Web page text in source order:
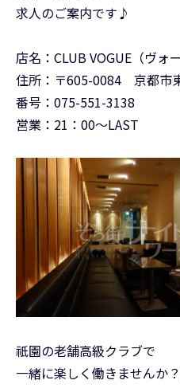
求人のご案内です♪
店名：CLUB VOGUE（ヴォー
住所：〒605-0084 京都市
番号：075-551-3138
営業：21：00～LAST
祇園の老舗高級クラブで
一緒に楽しく働きませんか